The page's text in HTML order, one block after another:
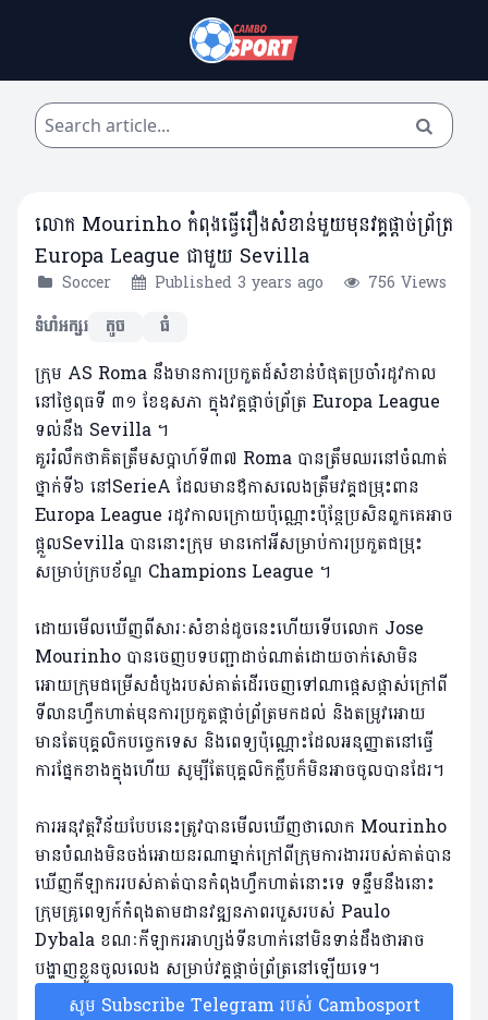
លោក Mourinho កំពុងធ្វើរឿងសំខាន់មួយមុនវគ្គផ្តាច់ព្រ័ត្រ
Europa League ជាមួយ Sevilla
Soccer Published 3 years ago
756 Views
ទំហំអក្សរ
តូច ធំ
ក្រុម AS Roma នឹងមានការប្រកួតដ៍សំខាន់បំផុតប្រចាំរដូវកាល
នៅថ្ងៃពុធទី ៣១ ខែឧសភា ក្នុងវគ្គផ្តាច់ព្រ័ត្រ Europa League
ទល់នឹង Sevilla ។
គួររំលឹកថាគិតត្រឹមសប្តាហ៍ទី៣៧ Roma បានត្រឹមឈរនៅចំណាត់
ថ្នាក់ទី៦ នៅSerieA ដែលមានឪកាសលេងត្រឹមវគ្គជម្រុះពាន
Europa League រដូវកាល​ក្រោយប៉ុណ្ណោះប៉ុន្តែប្រសិនពួកគេអាច
ផ្តួលSevilla បាននោះក្រុម មានកៅអីសម្រាប់ការប្រកួតជម្រុះ
សម្រាប់ក្របខ័ណ្ឌ Champions League ។
ដោយមើលឃើញពីសារៈសំខាន់ដូចនេះហើយទើបលោក Jose
Mourinho បានចេញបទបញ្ជាដាច់ណាត់ដោយចាក់​សោមិន​
អោយក្រុម​ជម្រើស​ដំបូង​របស់គាត់ដើរចេញទៅណាផ្តេសផ្តាស់ក្រៅពី
ទីលានហ្វឹកហាត់មុនការប្រកួតផ្តាច់ព្រ័ត្រមកដល់ និងតម្រូវអោយ
មានតែបុគ្គលិកបច្ចេកទេស និងពេទ្យ​ប៉ុណ្ណោះ​​​ដែ​លអនុញ្ញាត​នៅធ្វើ
ការផ្នែកខាងក្នុងហើយ សូម្បីតែបុគ្គលិកក្លឹបក៏មិនអាចចូលបានដែរ។
ការអនុវត្តវិន័យបែបនេះត្រូវបានមើលឃើញថាលោក Mourinho
មានបំណង​មិនចង់អោយ​នរណាម្នាក់​ក្រៅពីក្រុម​ការងាររបស់គាត់បាន​
ឃើញ​កីឡាកររបស់​គាត់បានកំពុងហ្វឹកហាត់នោះទេ ទន្ទឹមនឹង​នោះ
ក្រុមគ្រូពេទ្យក៍កំពុងតាមដានវឌ្ឍនភាពរបួសរបស់ Paulo
Dybala ខណៈ​កីឡាករ​អាហ្សង់ទីនហាក់នៅមិន​ទាន់ដឹងថាអាច
បង្ហាញខ្លួនចូលលេង សម្រាប់វគ្គផ្តាច់ព្រ័ត្រនៅឡើយទេ។
សូម Subscribe Telegram របស់ Cambosport